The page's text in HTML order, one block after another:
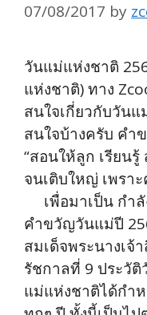
07/08/2017 by
วันแม่แห่งชาติ
แห่งชาติ) ทาง
สนใจเกี่ยวกับวันแ
สนใจบ้างครับ คำ
“สอนให้ลูก เรี
จนเติบใหญ่ เพรา
เพื่อมาเป็น กำลั
คำขวัญวันแม่ปี
สมเด็จพระนางเจ้
รัชกาลที่ 9 ประวั
แม่แห่งชาติได้กำ